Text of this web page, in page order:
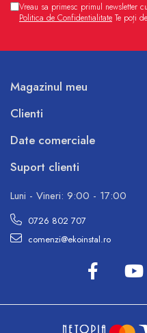
Vreau sa primesc primul newsletter
Politica de Confidentialitate Te poți
Magazinul meu
Clienti
Date comerciale
Suport clienti
Luni - Vineri: 9:00 - 17:00
0726 802 707
comenzi@ekoinstal.ro